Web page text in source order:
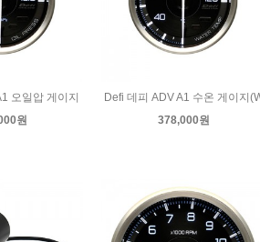
오일압 게이지
원
Defi 데피 ADV A1 수온 게이지
378,000원